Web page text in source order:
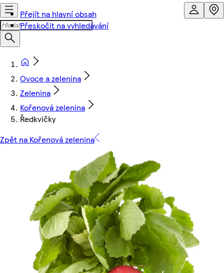
Přejít na hlavní obsah
Přeskočit na vyhledávání
Ovoce a zelenina
Zelenina
Kořenová zelenina
Ředkvičky
Zpět na Kořenová zelenina